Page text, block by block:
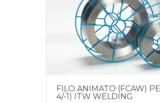
FILO ANIMATO (FCAW)
4/-1) ITW WELDING